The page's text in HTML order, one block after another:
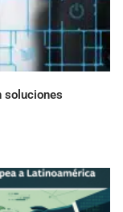
soluciones